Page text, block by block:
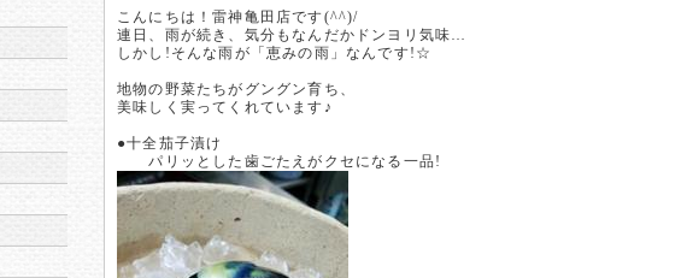
こんにちは！雷神亀田店です(^^)/
連日、雨が続き、気分もなんだかドンヨリ気味…
しかし!そんな雨が「恵みの雨」なんです!☆
地物の野菜たちがグングン育ち、
美味しく実ってくれています♪
●十全茄子漬け
パリッとした歯ごたえがクセになる一品!